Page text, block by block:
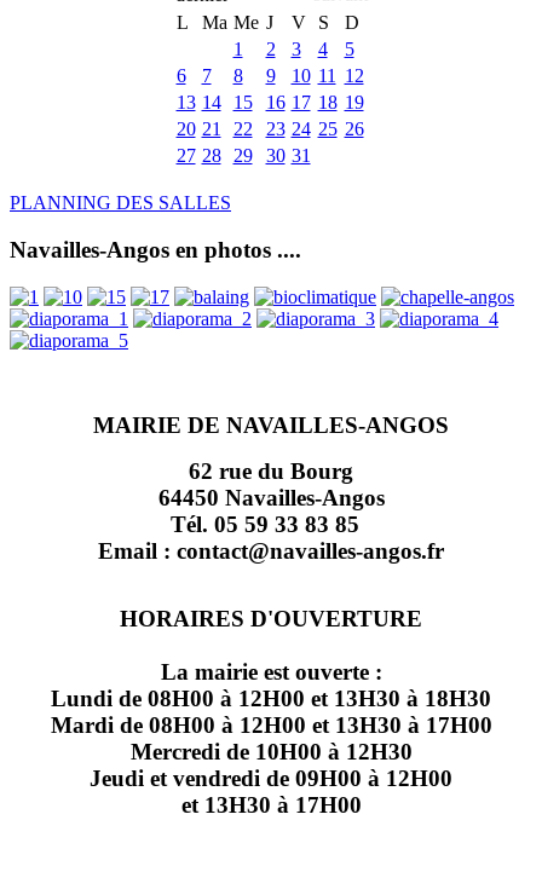
L
Ma Me J V S
D
1
2 3 4
5
6
7 8 9 10 11
12
13 14 15 16 17 18 19
20 21 22 23 24 25 26
27 28 29 30 31
PLANNING DES SALLES
Navailles-Angos en photos ....
MAIRIE DE NAVAILLES-ANGOS
62 rue du Bourg
64450 Navailles-Angos
Tél. 05 59 33 83 85
Email : contact@navailles-angos.fr
HORAIRES D'OUVERTURE
La mairie est ouverte :
Lundi de 08H00 à 12H00 et 13H30 à 18H30
Mardi de 08H00 à 12H00 et 13H30 à 17H00
Mercredi de 10H00 à 12H30
Jeudi et vendredi de 09H00 à 12H00
et 13H30 à 17H00